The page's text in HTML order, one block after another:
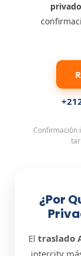
Confirmación
¿Por
El traslado